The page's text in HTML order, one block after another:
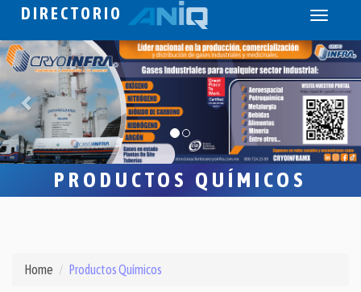
DIRECTORIO
Toggle
PRODUCTOS QUÍMICOS
Home Productos Químicos